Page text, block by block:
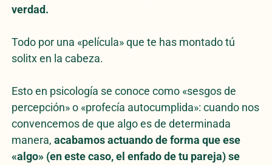
verdad.
Todo por una «película» que te has montado tú
solitx en la cabeza.
Esto en psicología se conoce como «sesgos de
percepción» o «profecía autocumplida»: cuando nos
convencemos de que algo es de determinada
manera, acabamos actuando de forma que ese
«algo» (en este caso, el enfado de tu pareja) se